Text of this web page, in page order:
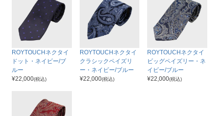
ROYTOUCHネクタイ
ドット・ネイビー/ブ
ルー
¥22,000(税込)
ROYTOUCHネクタイ
クラシックペイズリ
ー・ネイビー/ブルー
¥22,000(税込)
ROYTOUCHネクタイ
ビッグペイズリー・ネ
イビー/ブルー
¥22,000(税込)